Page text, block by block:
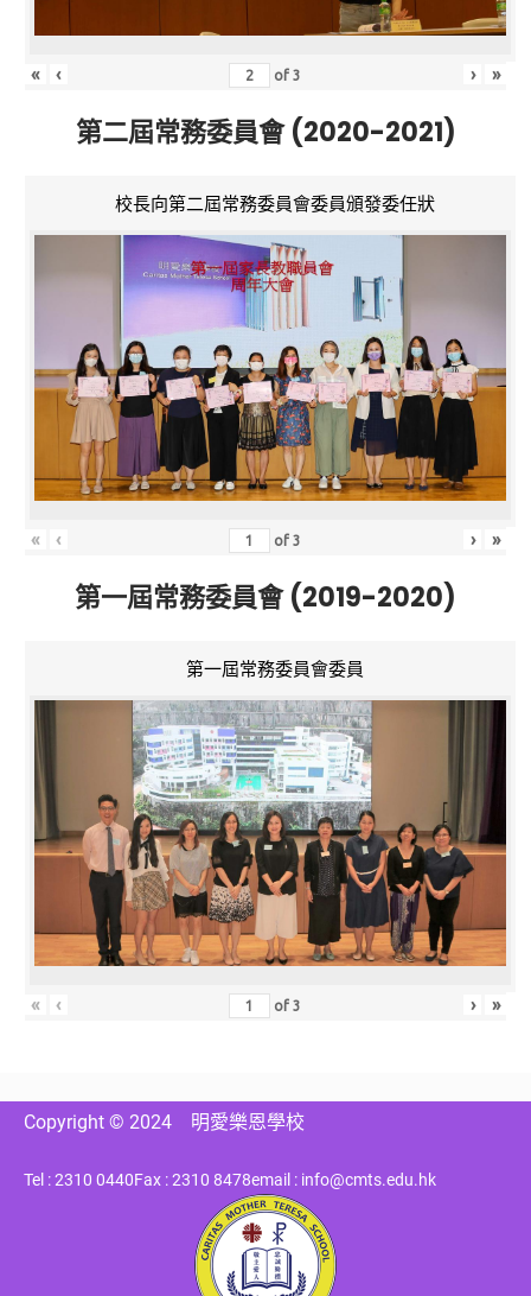
« ‹ of3 › »
第二屆常務委員會 (2020-2021)
校長向第二屆常務委員會委員頒發委任狀
« ‹ of3 › »
第一屆常務委員會 (2019-2020)
第一屆常務委員會委員
« ‹ of3 › »
Copyright © 2024 明愛樂恩學校
Tel : 2310 0440Fax : 2310 8478email : info@cmts.edu.hk